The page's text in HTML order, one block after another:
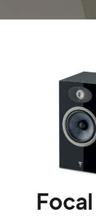
Focal